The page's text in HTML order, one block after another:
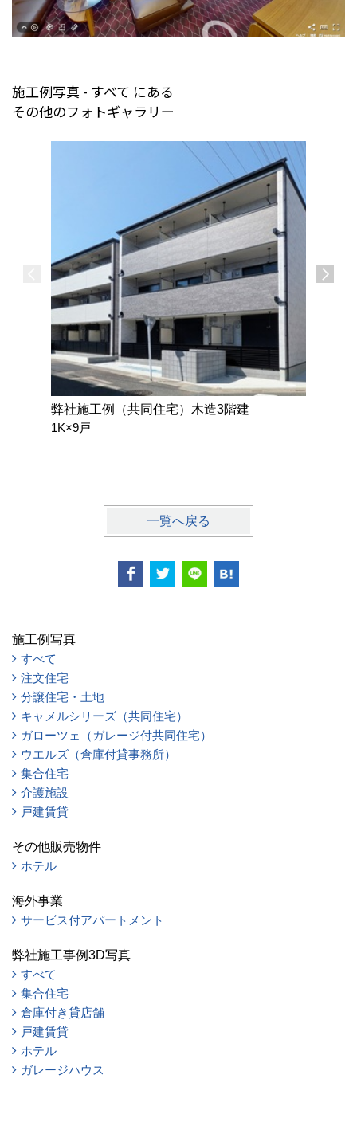
施工例写真 - すべて にある
その他のフォトギャラリー
弊社施工例（共同住宅）木造3階建
1K×9戸
一覧へ戻る
施工例写真
すべて
注文住宅
分譲住宅・土地
キャメルシリーズ（共同住宅）
ガローツェ（ガレージ付共同住宅）
ウエルズ（倉庫付貸事務所）
集合住宅
介護施設
戸建賃貸
その他販売物件
ホテル
海外事業
サービス付アパートメント
弊社施工事例3D写真
すべて
集合住宅
倉庫付き貸店舗
戸建賃貸
ホテル
ガレージハウス